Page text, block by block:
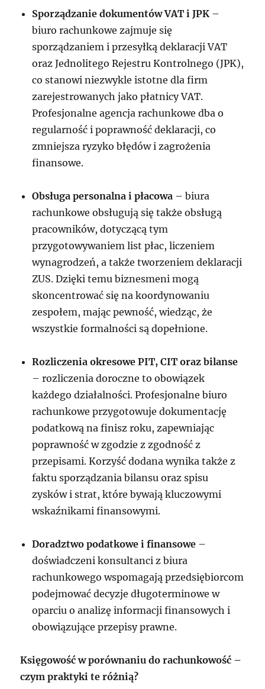
Sporządzanie dokumentów VAT i JPK –
biuro rachunkowe zajmuje się
sporządzaniem i przesyłką deklaracji VAT
oraz Jednolitego Rejestru Kontrolnego (JPK),
co stanowi niezwykle istotne dla firm
zarejestrowanych jako płatnicy VAT.
Profesjonalne agencja rachunkowe dba o
regularność i poprawność deklaracji, co
zmniejsza ryzyko błędów i zagrożenia
finansowe.
Obsługa personalna i płacowa – biura
rachunkowe obsługują się także obsługą
pracowników, dotyczącą tym
przygotowywaniem list płac, liczeniem
wynagrodzeń, a także tworzeniem deklaracji
ZUS. Dzięki temu biznesmeni mogą
skoncentrować się na koordynowaniu
zespołem, mając pewność, wiedząc, że
wszystkie formalności są dopełnione.
Rozliczenia okresowe PIT, CIT oraz bilanse
– rozliczenia doroczne to obowiązek
każdego działalności. Profesjonalne biuro
rachunkowe przygotowuje dokumentację
podatkową na finisz roku, zapewniając
poprawność w zgodzie z zgodność z
przepisami. Korzyść dodana wynika także z
faktu sporządzania bilansu oraz spisu
zysków i strat, które bywają kluczowymi
wskaźnikami finansowymi.
Doradztwo podatkowe i finansowe –
doświadczeni konsultanci z biura
rachunkowego wspomagają przedsiębiorcom
podejmować decyzje długoterminowe w
oparciu o analizę informacji finansowych i
obowiązujące przepisy prawne.
Księgowość w porównaniu do rachunkowość –
czym praktyki te różnią?